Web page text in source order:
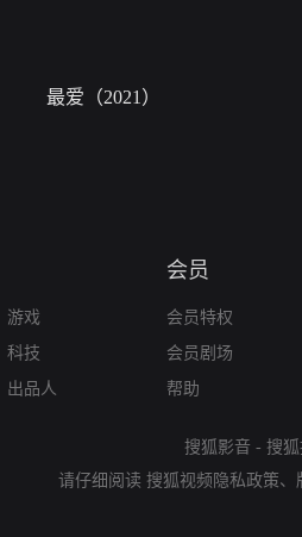
最爱（2021）
游戏
科技
出品人
会员
会员特权
会员剧场
帮助
搜狐影音 - 搜
请仔细阅读 搜狐视频隐私政策、